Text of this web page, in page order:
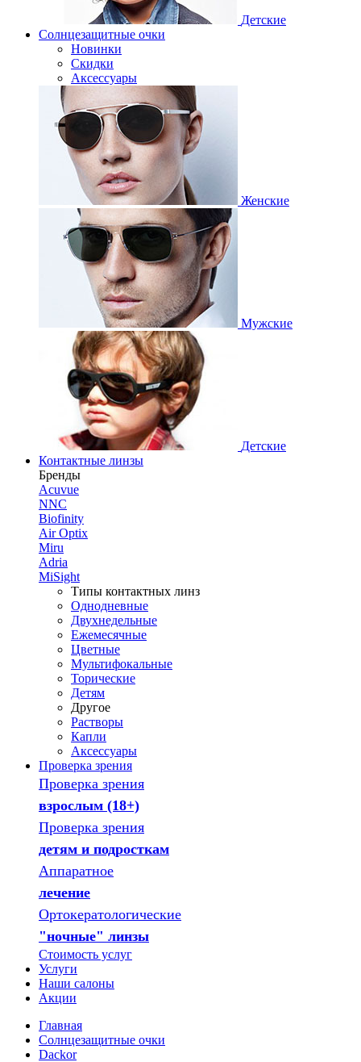
Детские
Солнцезащитные очки
Новинки
Скидки
Аксессуары
Женские
Мужские
Детские
Контактные линзы
Бренды
Acuvue
NNC
Biofinity
Air Optix
Miru
Adria
MiSight
Типы контактных линз
Однодневные
Двухнедельные
Ежемесячные
Цветные
Мультифокальные
Торические
Детям
Другое
Растворы
Капли
Аксессуары
Проверка зрения
Проверка зрения
взрослым (18+)
Проверка зрения
детям и подросткам
Аппаратное
лечение
Ортокератологические
"ночные" линзы
Стоимость услуг
Услуги
Наши салоны
Акции
Главная
Солнцезащитные очки
Dackor